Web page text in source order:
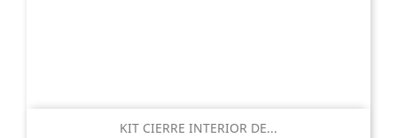
KIT CIERRE INTERIOR DE...